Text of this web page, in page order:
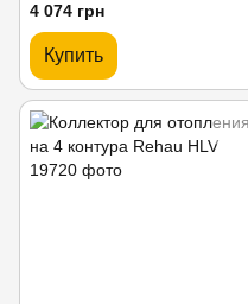
4 074 грн
Купить